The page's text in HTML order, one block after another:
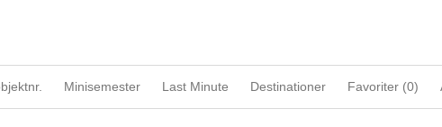
Minisemester Last Minute Destinationer Favoriter (0)